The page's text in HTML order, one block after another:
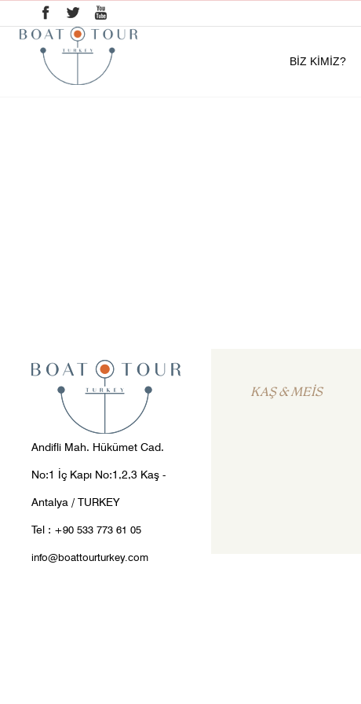
BİZ KİMİZ?
Andifli Mah. Hükümet Cad.
No:1 İç Kapı No:1,2,3 Kaş -
Antalya / TURKEY
Tel : +90 533 773 61 05
info@boattourturkey.com
KAŞ & MEİS